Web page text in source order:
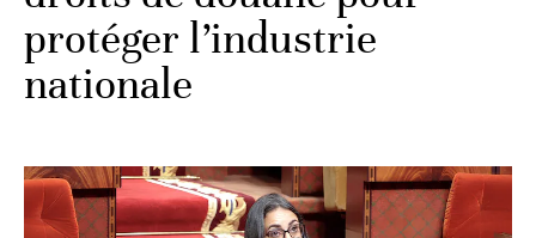
protéger l’industrie
nationale